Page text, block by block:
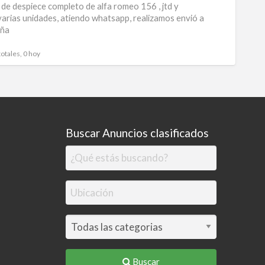
despiece completo de alfa romeo 156 , jtd y
unidades, atiendo whatsapp, realizamos envió a
0 hoy
Buscar Anuncios clasificados
Buscar